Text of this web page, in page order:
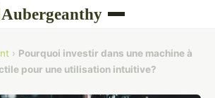
Aubergeanthy
› Pourquoi investir dans une machine à
pour une utilisation intuitive?